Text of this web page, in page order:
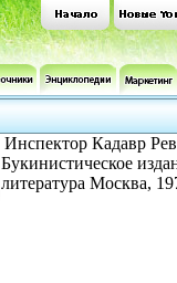
Инспектор Кадавр
Букинистическое
литература Москва,